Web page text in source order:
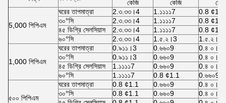
কেজি কেজি
5,000 পিপিএম
ঘরের তাপমাত্রা 2.৩.৩৩।4 1.১১১১7
0.8 ¢1.1
৩০°সি
2.৩.৩৩।4 1.১১১১7
0.8 ¢1.1
৪৫ ডিগ্রি সেলসিয়াস
2.৩.৩৩।4 1.১১১১7
0.8 ¢1.1
৬০°সি
2.৩.৩৩।4 1.৫.২।3 1.৫.২।3
1,000 পিপিএম
ঘরের তাপমাত্রা 0.৯১১।3 0.৬৬০9
0.৪ ০।6
৩০°সি
0.৯১১।3 0.৬৬০9
0.৪ ০।6
৪৫ ডিগ্রি সেলসিয়াস
1.১১১১7 0.৬৬০9
0.৪ ০।6
৬০°সি
1.১১১১7 0.8 ¢1.1 0.৬৬০9
৫০০ পিপিএম
ঘরের তাপমাত্রা 0.8 ¢1.1 0.৬৬০9
0.৪ ০।6
৩০°সি
0.8 ¢1.1 0.৬৬০9
0.৪ ০।6